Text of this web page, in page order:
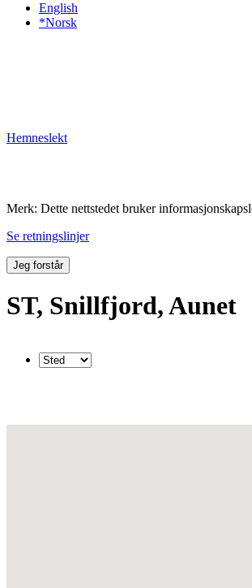
English
*Norsk
Hemneslekt
Merk: Dette nettstedet bruker
Se retningslinjer
Jeg forstår
ST, Snillfjord, Aunet